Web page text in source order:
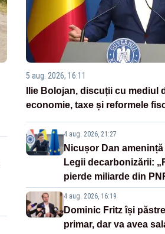
5 aug. 2026, 16:11
Ilie Bolojan, discuții cu mediul
economie, taxe și reformele
4 aug. 2026, 21:27
Nicușor Dan
Legii decarbonizării:
pierde miliarde din
4 aug. 2026, 16:19
Dominic Fritz își
primar, dar va avea